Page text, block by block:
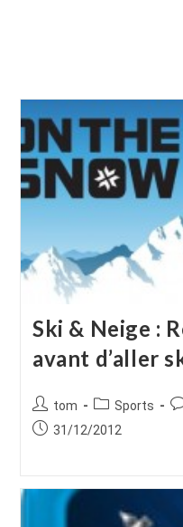
Ski & Neige :
avant d’aller
Auteur/autrice
de
tom
Post
category:
Sports
Publication
31/12/2012